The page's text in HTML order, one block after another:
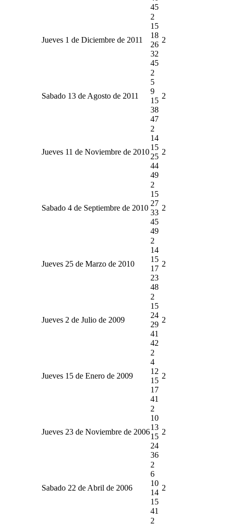
45
Jueves 1 de Diciembre de 2011
2
15
18
26
32
45
2
Sabado 13 de Agosto de 2011
2
5
9
15
38
47
2
Jueves 11 de Noviembre de 2010
2
14
15
25
44
49
2
Sabado 4 de Septiembre de 2010
2
15
27
33
45
49
2
Jueves 25 de Marzo de 2010
2
14
15
17
23
48
2
Jueves 2 de Julio de 2009
2
15
24
29
41
42
2
Jueves 15 de Enero de 2009
2
4
12
15
17
41
2
Jueves 23 de Noviembre de 2006
2
10
13
15
24
36
2
Sabado 22 de Abril de 2006
2
6
10
14
15
41
2
2